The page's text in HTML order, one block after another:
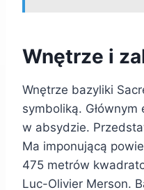
Wnętrze i
Wnętrze bazyliki
symboliką.
w absydzie.
Ma imponującą
475 metrów
Luc-Olivier Merson.